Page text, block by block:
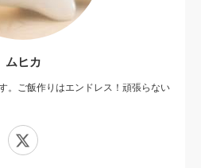
ムヒカ
。ご飯作りはエンドレス！頑張らない